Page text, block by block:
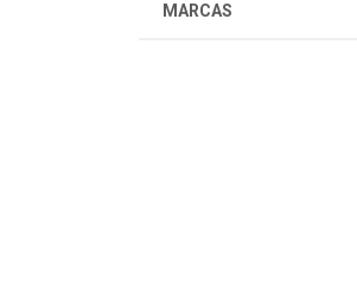
MARCAS